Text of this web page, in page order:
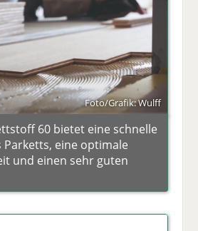
Foto/Grafik: Wulff
60 bietet eine schnelle
eine optimale
und einen sehr guten